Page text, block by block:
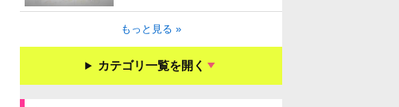
もっと見る »
カテゴリ一覧を開く